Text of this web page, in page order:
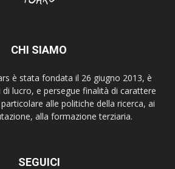
CHI SIAMO
è stata fondata il 26 giugno 2013, è
lucro, e persegue finalità di carattere
alle politiche della ricerca, ai
alla formazione terziaria.
SEGUICI